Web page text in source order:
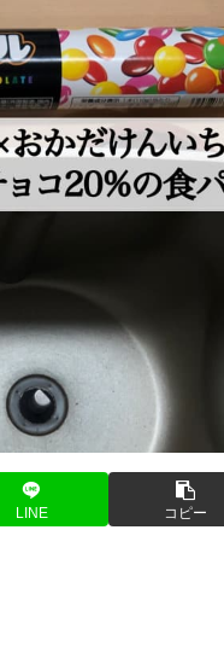
LINE コピー